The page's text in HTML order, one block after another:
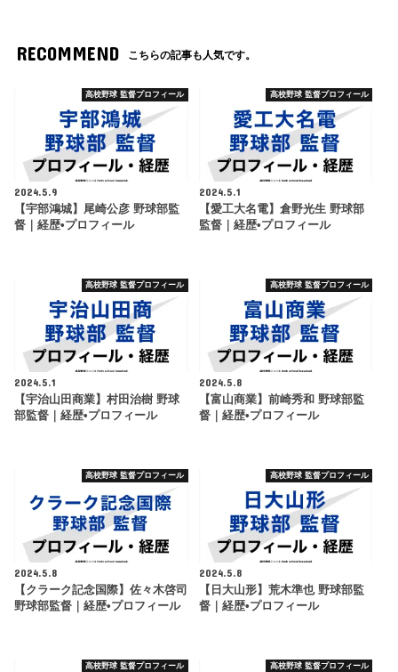
RECOMMEND こちらの記事も人気です。
高校野球 監督プロフィール
2024.5.9
【宇部鴻城】尾崎公彦 野球部監
督｜経歴•プロフィール
高校野球 監督プロフィール
2024.5.1
【愛工大名電】倉野光生 野球部
監督｜経歴•プロフィール
高校野球 監督プロフィール
2024.5.1
【宇治山田商業】村田治樹 野球
部監督｜経歴•プロフィール
高校野球 監督プロフィール
2024.5.8
【富山商業】前崎秀和 野球部監
督｜経歴•プロフィール
高校野球 監督プロフィール
2024.5.8
【クラーク記念国際】佐々木啓司
野球部監督｜経歴•プロフィール
高校野球 監督プロフィール
2024.5.8
【日大山形】荒木準也 野球部監
督｜経歴•プロフィール
高校野球 監督プロフィール 高校野球 監督プロフィール